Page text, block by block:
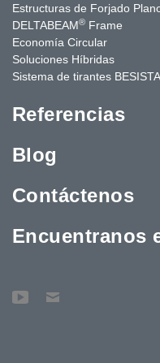
Estructuras de Forjado
DELTABEAM® Frame
Economía Circular
Soluciones Híbridas
Sistema de tirantes BESISTA
Referencias
Blog
Contáctenos
Encuentranos